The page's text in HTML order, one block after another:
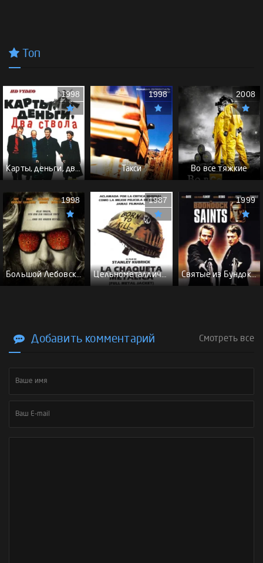
Топ
Карты, деньги, два ствола - (Перевод Гоблина)
1998
Такси
1998
Во все тяжкие
2008
Большой Лебовски - (Перевод Гоблина)
1998
Цельнометаллическая оболочка - (Перевод Гоблина)
1987
Святые из Бундока \ Святые из трущоб - (Перевод Гоблина)
1999
Добавить комментарий Смотреть все